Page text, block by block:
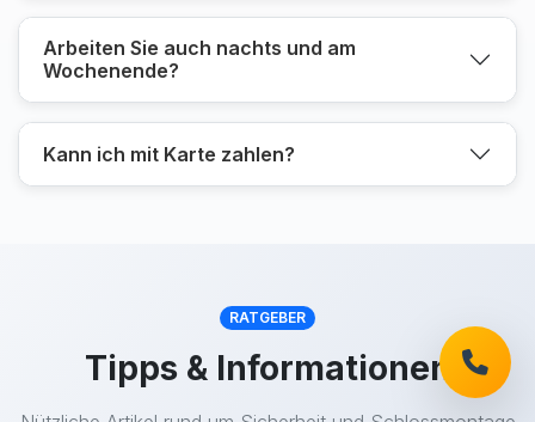
Arbeiten Sie auch nachts und am
Wochenende?
Kann ich mit Karte zahlen?
RATGEBER
Tipps & Informationen